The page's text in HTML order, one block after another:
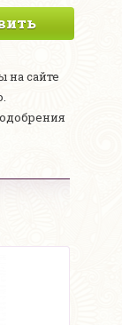
на сайте